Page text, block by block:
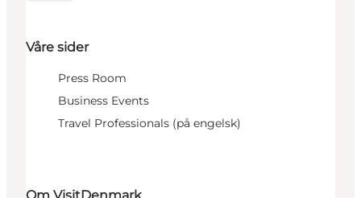
Våre sider
Press Room
Business Events
Travel Professionals (på engelsk)
Om VisitDenmark